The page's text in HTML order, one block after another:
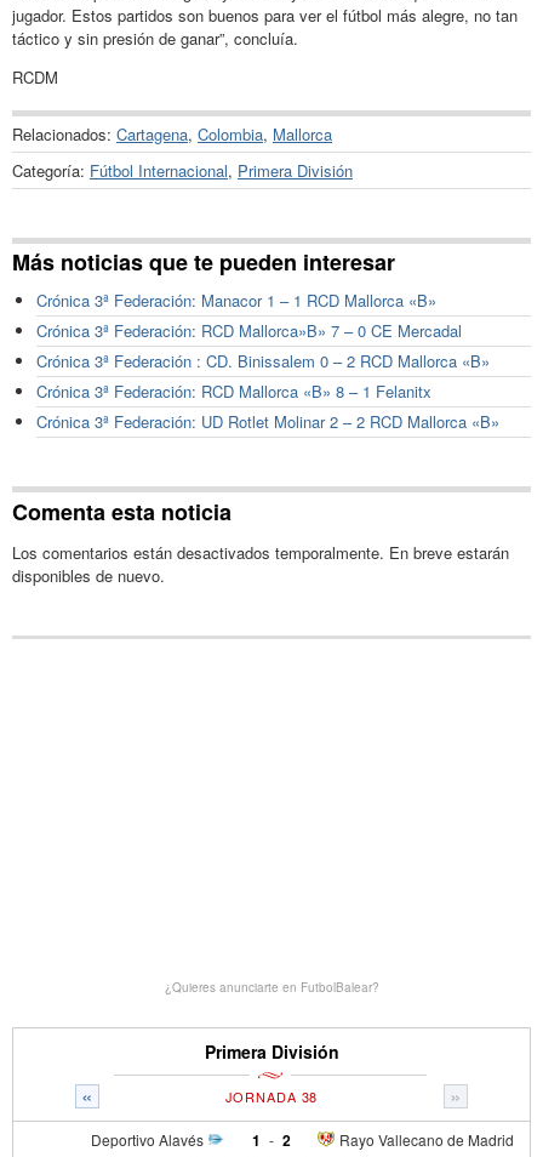
jugador. Estos partidos son buenos para ver el fútbol más alegre, no tan
táctico y sin presión de ganar”, concluía.
RCDM
Relacionados: Cartagena, Colombia, Mallorca
Categoría: Fútbol Internacional, Primera División
Más noticias que te pueden interesar
Crónica 3ª Federación: Manacor 1 – 1 RCD Mallorca «B»
Crónica 3ª Federación: RCD Mallorca»B» 7 – 0 CE Mercadal
Crónica 3ª Federación : CD. Binissalem 0 – 2 RCD Mallorca «B»
Crónica 3ª Federación: RCD Mallorca «B» 8 – 1 Felanitx
Crónica 3ª Federación: UD Rotlet Molinar 2 – 2 RCD Mallorca «B»
Comenta esta noticia
Los comentarios están desactivados temporalmente. En breve estarán
disponibles de nuevo.
¿Quieres anunciarte en FutbolBalear?
Primera División
« »
JORNADA 38
Deportivo Alavés 1 - Rayo Vallecano de Madrid
2